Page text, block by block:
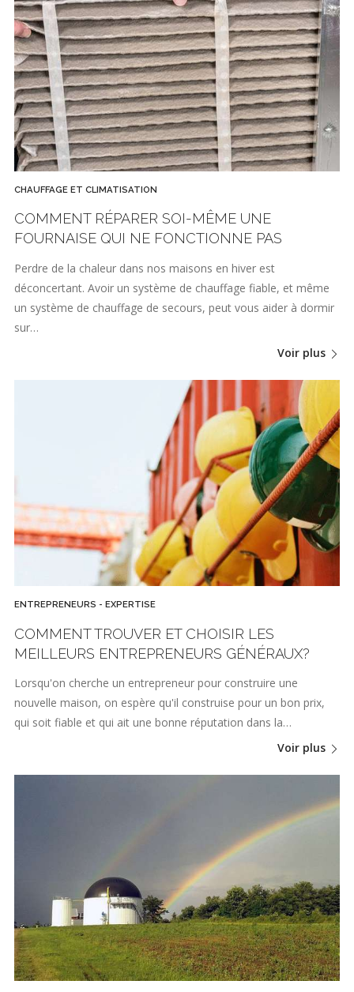
CHAUFFAGE ET CLIMATISATION
COMMENT RÉPARER SOI-MÊME UNE
FOURNAISE QUI NE FONCTIONNE PAS
Perdre de la chaleur dans nos maisons en hiver est
déconcertant. Avoir un système de chauffage fiable, et même
un système de chauffage de secours, peut vous aider à dormir
sur…
Voir plus
ENTREPRENEURS - EXPERTISE
COMMENT TROUVER ET CHOISIR LES
MEILLEURS ENTREPRENEURS GÉNÉRAUX?
Lorsqu'on cherche un entrepreneur pour construire une
nouvelle maison, on espère qu'il construise pour un bon prix,
qui soit fiable et qui ait une bonne réputation dans la…
Voir plus